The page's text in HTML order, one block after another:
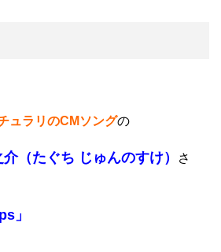
ュラリのCMソングの
（たぐち じゅんのすけ）
さ
」